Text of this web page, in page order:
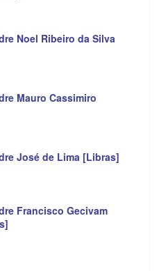
Noel Ribeiro da Silva
Mauro Cassimiro
José de Lima [Libras]
Francisco Gecivam